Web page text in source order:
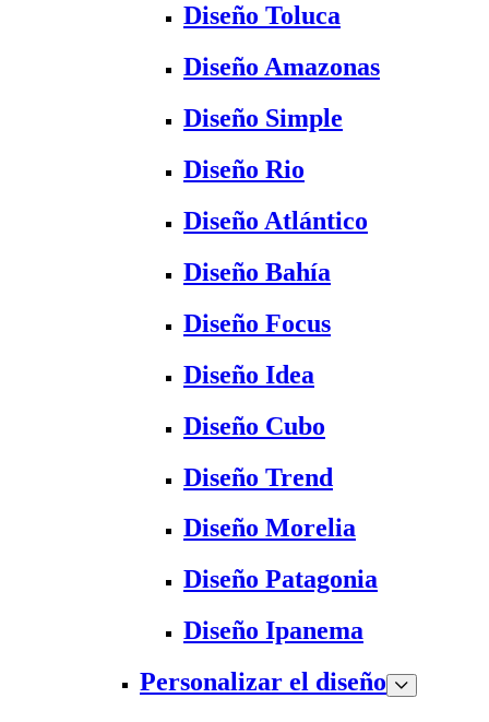
Diseño Toluca
Diseño Amazonas
Diseño Simple
Diseño Rio
Diseño Atlántico
Diseño Bahía
Diseño Focus
Diseño Idea
Diseño Cubo
Diseño Trend
Diseño Morelia
Diseño Patagonia
Diseño Ipanema
Personalizar el diseño